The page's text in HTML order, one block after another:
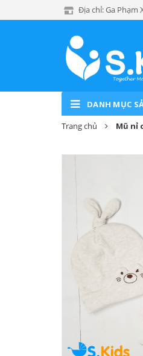
Địa chỉ: Ga Phạm
DANH MỤC
Trang chủ Mũ nỉ